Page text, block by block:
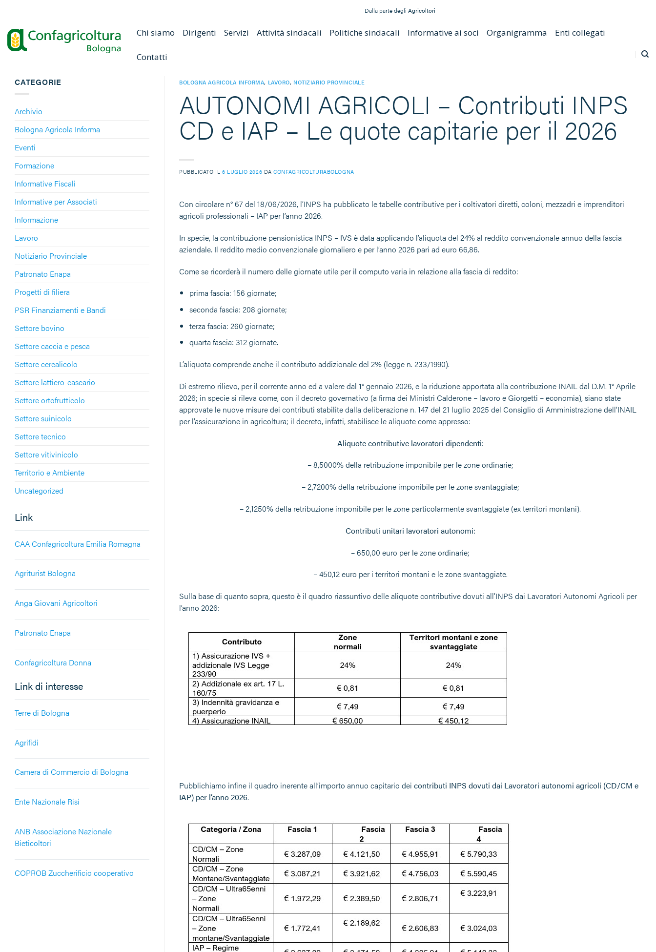
contenuti
Dalla parte degli Agricoltori
Chi siamo Dirigenti Servizi Attività sindacali Politiche sindacali Informative ai soci Organigramma Enti collegati
Contatti
CATEGORIE
Archivio
Bologna Agricola Informa
Eventi
Formazione
Informative Fiscali
Informative per Associati
Informazione
Lavoro
Notiziario Provinciale
Patronato Enapa
Progetti di filiera
PSR Finanziamenti e Bandi
Settore bovino
Settore caccia e pesca
Settore cerealicolo
Settore lattiero-caseario
Settore ortofrutticolo
Settore suinicolo
Settore tecnico
Settore vitivinicolo
Territorio e Ambiente
Uncategorized
Link
CAA Confagricoltura Emilia Romagna
Agriturist Bologna
Anga Giovani Agricoltori
Patronato Enapa
Confagricoltura Donna
Link di interesse
Terre di Bologna
Agrifidi
Camera di Commercio di Bologna
Ente Nazionale Risi
ANB Associazione Nazionale
Bieticoltori
COPROB Zuccherificio cooperativo
BOLOGNA AGRICOLA INFORMA, LAVORO, NOTIZIARIO PROVINCIALE
AUTONOMI AGRICOLI – Contributi INPS
CD e IAP – Le quote capitarie per il 2026
PUBBLICATO IL 6 LUGLIO 2026 DACONFAGRICOLTURABOLOGNA
Con circolare n° 67 del 18/06/2026, l’INPS ha pubblicato le tabelle contributive per i coltivatori diretti, coloni, mezzadri e imprenditori
agricoli professionali – IAP per l’anno 2026.
In specie, la contribuzione pensionistica INPS – IVS è data applicando l’aliquota del 24% al reddito convenzionale annuo della fascia
aziendale. Il reddito medio convenzionale giornaliero e per l’anno 2026 pari ad euro 66,86.
Come se ricorderà il numero delle giornate utile per il computo varia in relazione alla fascia di reddito:
prima fascia: 156 giornate;
seconda fascia: 208 giornate;
terza fascia: 260 giornate;
quarta fascia: 312 giornate.
L’aliquota comprende anche il contributo addizionale del 2% (legge n. 233/1990).
Di estremo rilievo, per il corrente anno ed a valere dal 1° gennaio 2026, e la riduzione apportata alla contribuzione INAIL dal D.M. 1° Aprile
2026; in specie si rileva come, con il decreto governativo (a firma dei Ministri Calderone – lavoro e Giorgetti – economia), siano state
approvate le nuove misure dei contributi stabilite dalla deliberazione n. 147 del 21 luglio 2025 del Consiglio di Amministrazione dell’INAIL
per l’assicurazione in agricoltura; il decreto, infatti, stabilisce le aliquote come appresso:
Aliquote contributive lavoratori dipendenti:
–8,5000% della retribuzione imponibile per le zone ordinarie;
–2,7200% della retribuzione imponibile per le zone svantaggiate;
–2,1250% della retribuzione imponibile per le zone particolarmente svantaggiate (ex territori montani).
Contributi unitari lavoratori autonomi:
–650,00 euro per le zone ordinarie;
–450,12 euro per i territori montani e le zone svantaggiate.
Sulla base di quanto sopra, questo è il quadro riassuntivo delle aliquote contributive dovuti all’INPS dai Lavoratori Autonomi Agricoli per
l’anno 2026:
Pubblichiamo infine il quadro inerente all’importo annuo capitario dei contributi INPS dovuti dai Lavoratori autonomi agricoli (CD/CM e
IAP) per l’anno 2026.